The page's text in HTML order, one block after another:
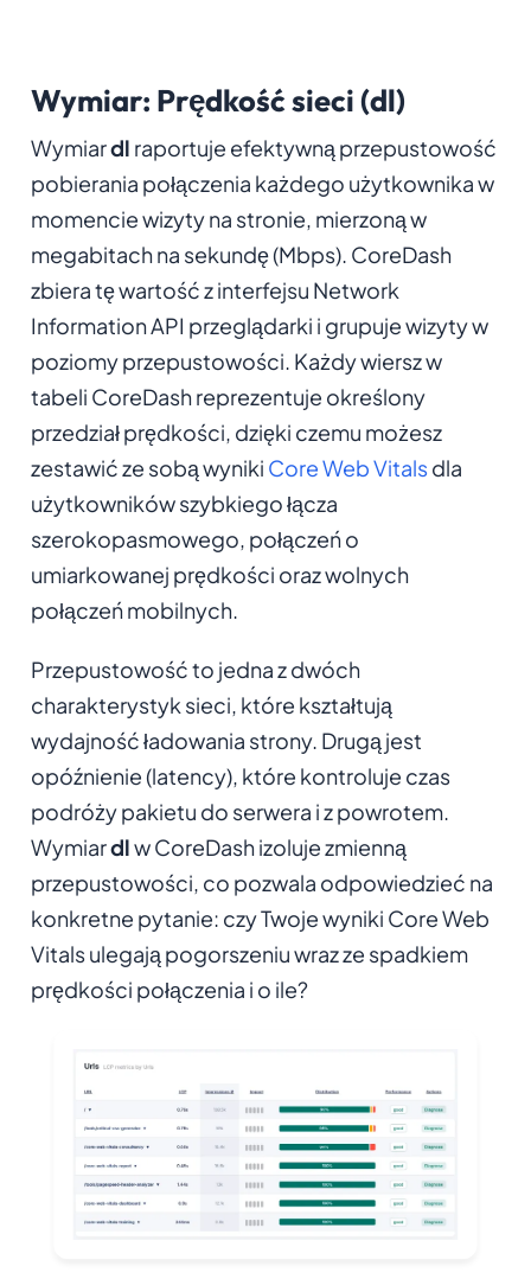
Wymiar: Prędkość sieci (dl)
Wymiardl raportuje efektywną przepustowość
pobierania połączenia każdego użytkownika w
momencie wizyty na stronie, mierzoną w
megabitach na sekundę (Mbps). CoreDash
zbiera tę wartość z interfejsu Network
Information API przeglądarki i grupuje wizyty w
poziomy przepustowości. Każdy wiersz w
tabeli CoreDash reprezentuje określony
przedział prędkości, dzięki czemu możesz
zestawić ze sobą wyniki Core Web Vitalsdla
użytkowników szybkiego łącza
szerokopasmowego, połączeń o
umiarkowanej prędkości oraz wolnych
połączeń mobilnych.
Przepustowość to jedna z dwóch
charakterystyk sieci, które kształtują
wydajność ładowania strony. Drugą jest
opóźnienie (latency), które kontroluje czas
podróży pakietu do serwera i z powrotem.
Wymiardlw CoreDash izoluje zmienną
przepustowości, co pozwala odpowiedzieć na
konkretne pytanie: czy Twoje wyniki Core Web
Vitals ulegają pogorszeniu wraz ze spadkiem
prędkości połączenia i o ile?